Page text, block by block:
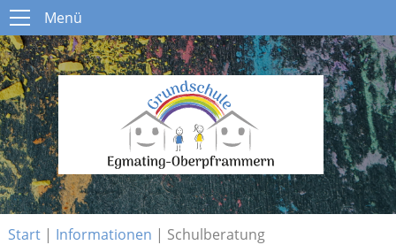
Start
Schule
Open submenu
Aktuelles
Open submenu
Infos
Open submenu
Kontakt
Menü
Start| Informationen | Schulberatung